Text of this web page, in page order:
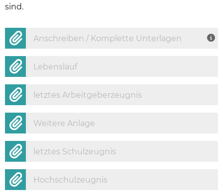
sind.
Anschreiben / Komplette Unterlagen
Lebenslauf
letztes Arbeitgeberzeugnis
Weitere Anlage
letztes Schulzeugnis
Hochschulzeugnis